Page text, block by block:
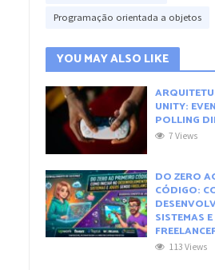
Programação orientada a objetos
YOU MAY ALSO LIKE
UNITY:
POLLING
7 Views
DO ZERO
CÓDIGO:
SISTEMAS
113 Views